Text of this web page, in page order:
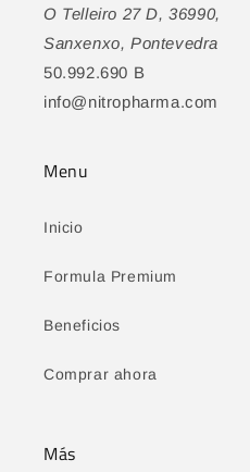
O Telleiro 27 D, 36990,
Sanxenxo, Pontevedra
50.992.690 B
info@nitropharma.com
Menu
Inicio
Formula Premium
Beneficios
Comprar ahora
Más